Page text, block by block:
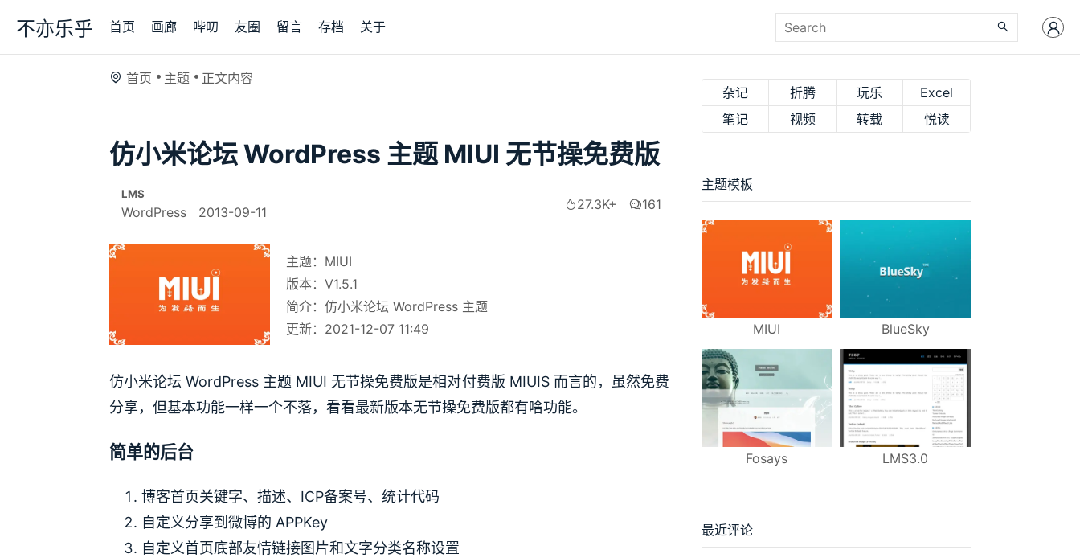
不亦乐乎 首页 画廊 哔叨 友圈 留言 存档 关于
首页 主题 正文内容
仿小米论坛 WordPress 主题 MIUI 无节操免费版
LMS
WordPress 2013-09-11
27.3K+ 161
主题：MIUI
版本：V1.5.1
简介：仿小米论坛 WordPress 主题
更新：2021-12-07 11:49
仿小米论坛 WordPress 主题 MIUI 无节操免费版是相对付费版 MIUIS 而言的，虽然免费
分享，但基本功能一样一个不落，看看最新版本无节操免费版都有啥功能。
简单的后台
博客首页关键字、描述、ICP备案号、统计代码
自定义分享到微博的 APPKey
自定义首页底部友情链接图片和文字分类名称设置
杂记 折腾 玩乐
Excel
笔记
视频 转载 悦读
主题模板
MIUI BlueSky
Fosays LMS3.0
最近评论